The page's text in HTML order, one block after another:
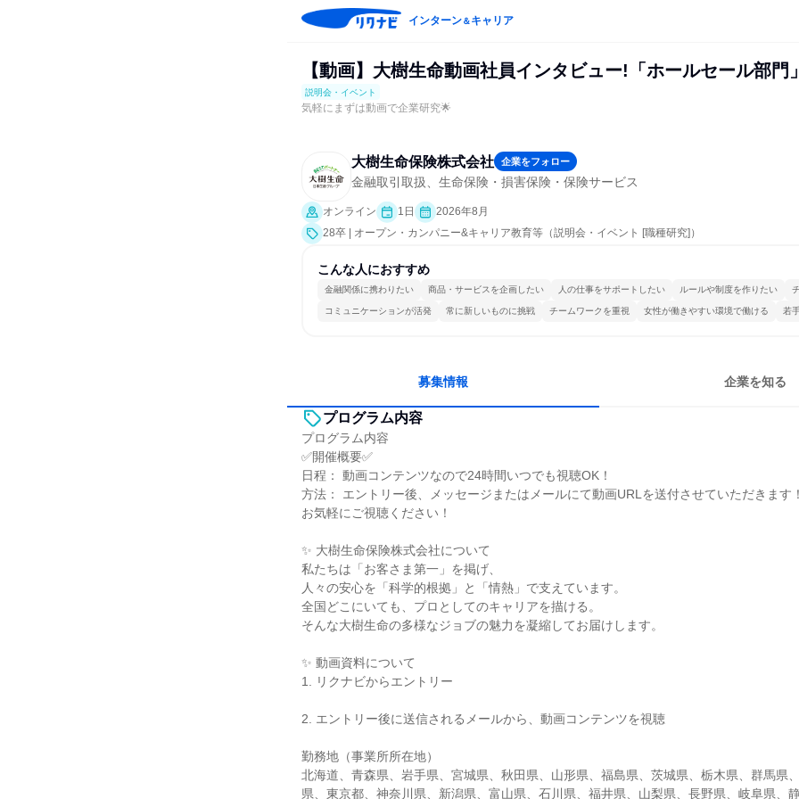
インターン＆キャリア
【動画】大樹生命動画社員インタビュー!「ホールセール部門」
説明会・イベント
気軽にまずは動画で企業研究🌟
大樹生命保険株式会社 企業をフォロー
金融取引取扱、生命保険・損害保険・保険サービス
オンライン 1日
2026年8月
28卒 | オープン・カンパニー&キャリア教育等（説明会・イベント [職種研究]）
こんな人におすすめ
金融関係に携わりたい 商品・サービスを企画したい 人の仕事をサポートしたい ルールや制度を作りたい
コミュニケーションが活発 常に新しいものに挑戦 チームワークを重視 女性が働きやすい環境で働ける 若
募集情報 企業を知る
プログラム内容
プログラム内容
✅開催概要✅
日程： 動画コンテンツなので24時間いつでも視聴OK！
方法： エントリー後、メッセージまたはメールにて動画URLを送付させていただきます！
お気軽にご視聴ください！
✨ 大樹生命保険株式会社について
私たちは「お客さま第一」を掲げ、
人々の安心を「科学的根拠」と「情熱」で支えています。
全国どこにいても、プロとしてのキャリアを描ける。
そんな大樹生命の多様なジョブの魅力を凝縮してお届けします。
✨ 動画資料について
1. リクナビからエントリー
2. エントリー後に送信されるメールから、動画コンテンツを視聴
勤務地（事業所所在地）
北海道、青森県、岩手県、宮城県、秋田県、山形県、福島県、茨城県、栃木県、群馬県
県、東京都、神奈川県、新潟県、富山県、石川県、福井県、山梨県、長野県、岐阜県、静